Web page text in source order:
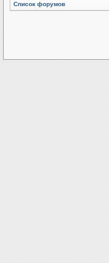
Список форумов